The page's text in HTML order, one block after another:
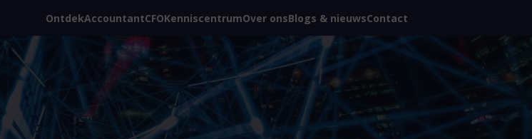
OntdekAccountantCFOKenniscentrumOver onsBlogs & nieuwsContact